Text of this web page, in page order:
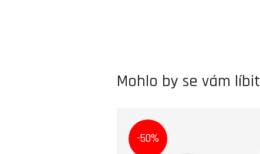
Mohlo by se vám líbit
-50%